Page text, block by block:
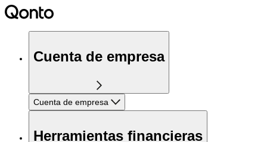
Cuenta de empresa
Cuenta de empresa
Herramientas financieras